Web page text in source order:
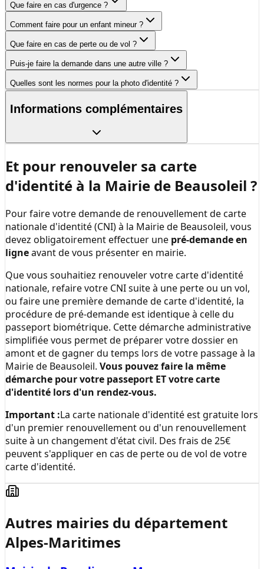
Que faire en cas d'urgence ?
Comment faire pour un enfant mineur ?
Que faire en cas de perte ou de vol ?
Puis-je faire la demande dans une autre ville ?
Quelles sont les normes pour la photo d'identité ?
Informations complémentaires
Et pour renouveler sa carte
d'identité à la Mairie de Beausoleil ?
Pour faire votre demande de renouvellement de carte
nationale d'identité (CNI) à la Mairie de Beausoleil, vous
devez obligatoirement effectuer une pré-demande en
ligneavant de vous présenter en mairie.
Que vous souhaitiez renouveler votre carte d'identité
nationale, refaire votre CNI suite à une perte ou un vol,
ou faire une première demande de carte d'identité, la
procédure de pré-demande est identique à celle du
passeport biométrique. Cette démarche administrative
simplifiée vous permet de préparer votre dossier en
amont et de gagner du temps lors de votre passage à la
Mairie de Beausoleil. Vous pouvez faire la même
démarche pour votre passeport ET votre carte
d'identité lors d'un rendez-vous.
Important :La carte nationale d'identité est gratuite lors
d'un premier renouvellement ou d'un renouvellement
suite à un changement d'état civil. Des frais de 25€
peuvent s'appliquer en cas de perte ou de vol de votre
carte d'identité.
Autres mairies du département
Alpes-Maritimes